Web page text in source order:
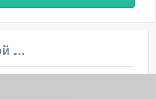
Полезный небольшой видеоурок по этой теме